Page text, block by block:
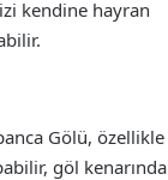
kendine hayran
Gölü, özellikle
göl kenarında